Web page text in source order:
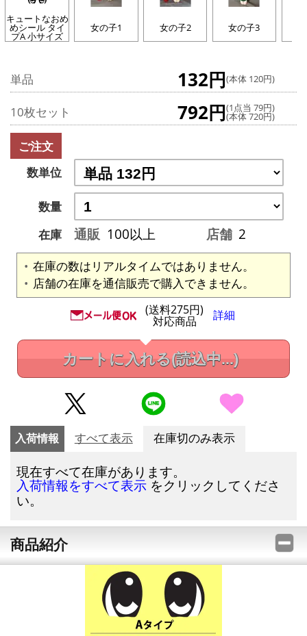
キュートなおめ
めシール タイ
プA 小サイズ
女の子1 女の子2 女の子3
単品 132円(本体 120円)
10枚セット 792円(1点当 79円)
(本体 720円)
ご注文
数単位
数量
在庫
通販 100以上 店舗 2
在庫の数はリアルタイムではありません。
店舗の在庫を通信販売で購入できません。
(送料275円)
対応商品 詳細
カートに入れる(読込中...)
入荷情報 すべて表示 在庫切のみ表示
現在すべて在庫があります。
入荷情報をすべて表示 をクリックしてくださ
い。
商品紹介